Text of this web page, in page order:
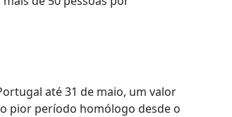
até 31 de maio, um valor
pior período homólogo desde o